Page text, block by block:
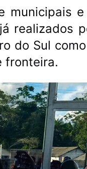
municipais
realizados
do Sul
fronteira.